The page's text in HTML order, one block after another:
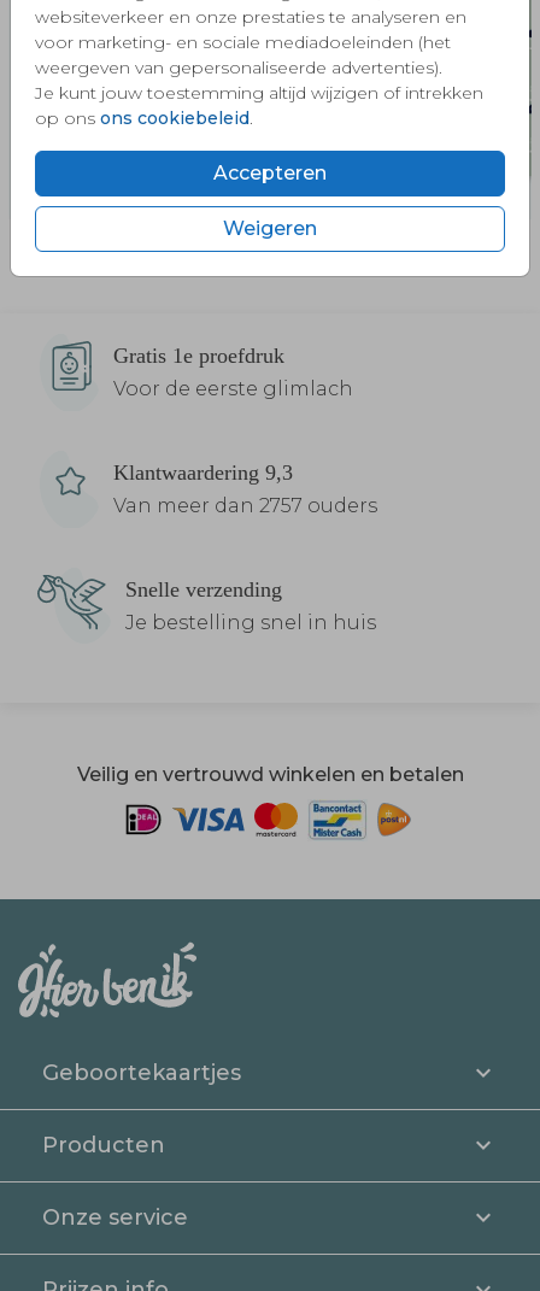
websiteverkeer en onze prestaties te analyseren en
voor marketing- en sociale mediadoeleinden (het
weergeven van gepersonaliseerde advertenties).
Je kunt jouw toestemming altijd wijzigen of intrekken
op ons ons cookiebeleid.
Accepteren
Weigeren
Gratis 1e proefdruk
Voor de eerste glimlach
Klantwaardering 9,3
Van meer dan 2757 ouders
Snelle verzending
Je bestelling snel in huis
Veilig en vertrouwd winkelen en betalen
Geboortekaartjes
Producten
Onze service